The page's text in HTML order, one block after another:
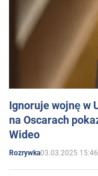
Ignoruje wojnę w
na Oscarach
Wideo
Rozrywka03.03.2025 15:46